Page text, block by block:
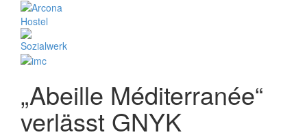
„Abeille Méditerranée“
verlässt GNYK